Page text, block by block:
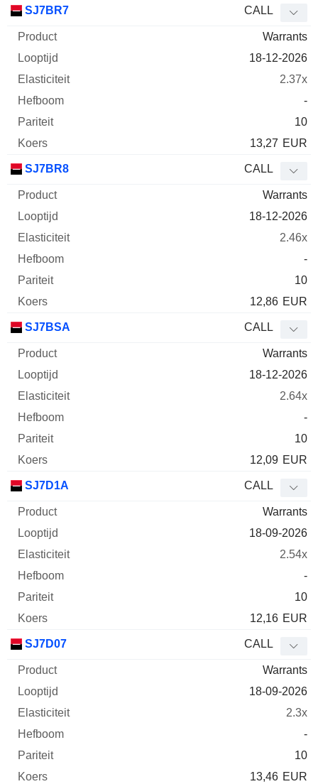
SJ7BR7 CALL
Warrants
18-12-2026
2.37x
-
10
13,27 EUR
SJ7BR8 CALL
Warrants
18-12-2026
2.46x
-
10
12,86 EUR
SJ7BSA CALL
Warrants
18-12-2026
2.64x
-
10
12,09 EUR
SJ7D1A CALL
Warrants
18-09-2026
2.54x
-
10
12,16 EUR
SJ7D07 CALL
Warrants
18-09-2026
2.3x
-
10
13,46 EUR